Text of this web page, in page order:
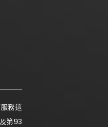
務這
第93